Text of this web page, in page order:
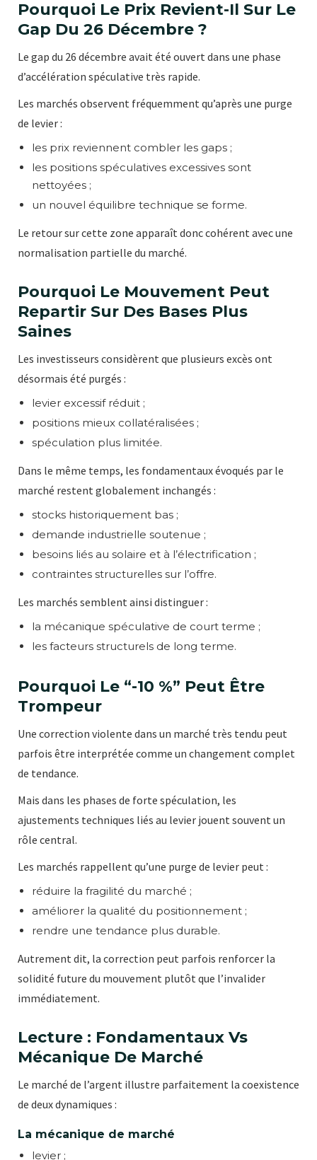
Pourquoi Le Prix Revient-Il Sur Le
Gap Du 26 Décembre ?
Le gap du 26 décembre avait été ouvert dans une phase
d’accélération spéculative très rapide.
Les marchés observent fréquemment qu’après une purge
de levier :
les prix reviennent combler les gaps ;
les positions spéculatives excessives sont
nettoyées ;
un nouvel équilibre technique se forme.
Le retour sur cette zone apparaît donc cohérent avec une
normalisation partielle du marché.
Pourquoi Le Mouvement Peut
Repartir Sur Des Bases Plus
Saines
Les investisseurs considèrent que plusieurs excès ont
désormais été purgés :
levier excessif réduit ;
positions mieux collatéralisées ;
spéculation plus limitée.
Dans le même temps, les fondamentaux évoqués par le
marché restent globalement inchangés :
stocks historiquement bas ;
demande industrielle soutenue ;
besoins liés au solaire et à l’électrification ;
contraintes structurelles sur l’offre.
Les marchés semblent ainsi distinguer :
la mécanique spéculative de court terme ;
les facteurs structurels de long terme.
Pourquoi Le “-10 %” Peut Être
Trompeur
Une correction violente dans un marché très tendu peut
parfois être interprétée comme un changement complet
de tendance.
Mais dans les phases de forte spéculation, les
ajustements techniques liés au levier jouent souvent un
rôle central.
Les marchés rappellent qu’une purge de levier peut :
réduire la fragilité du marché ;
améliorer la qualité du positionnement ;
rendre une tendance plus durable.
Autrement dit, la correction peut parfois renforcer la
solidité future du mouvement plutôt que l’invalider
immédiatement.
Lecture : Fondamentaux Vs
Mécanique De Marché
Le marché de l’argent illustre parfaitement la coexistence
de deux dynamiques :
La mécanique de marché
levier ;